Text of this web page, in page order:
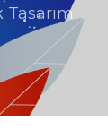
Tasarım